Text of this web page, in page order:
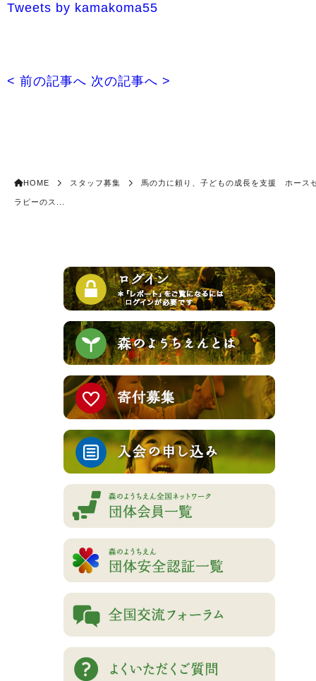
Tweets by kamakoma55
< 前の記事へ 次の記事へ >
HOME スタッフ募集 馬の力に頼り、子どもの成長を支援 ホース
ラピーのス...